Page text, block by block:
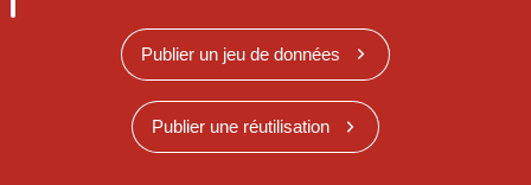
Publier un jeu de données
Publier une réutilisation